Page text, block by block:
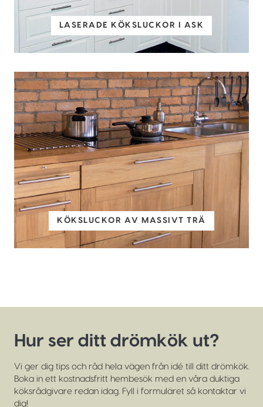
LASERADE KÖKSLUCKOR I ASK
KÖKSLUCKOR AV MASSIVT TRÄ
Hur ser ditt drömkök ut?
Vi ger dig tips och råd hela vägen från idé till ditt drömkök.
Boka in ett kostnadsfritt hembesök med en våra duktiga
köksrådgivare redan idag. Fyll i formuläret så kontaktar vi
dig!